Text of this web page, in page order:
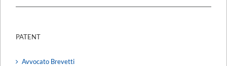
PATENT
Avvocato Brevetti